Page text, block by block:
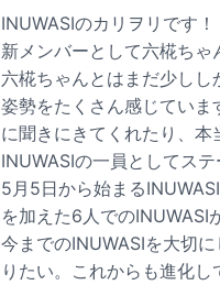
INUWASIのカリヲリです！
新メンバーとして六椛ちゃ
六椛ちゃんとはまだ少し
姿勢をたくさん感じてい
に聞きにきてくれたり、
INUWASIの一員としてス
5月5日から始まる
を加えた6人でのINUWASI
今までのINUWASIを大切
りたい。これからも進化